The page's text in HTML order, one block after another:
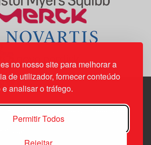
no nosso site para melhorar a
de utilizador, fornecer conteúdo
analisar o tráfego.
Permitir Todos
| Av. Infante D. Henrique, n.º 333H, esc.